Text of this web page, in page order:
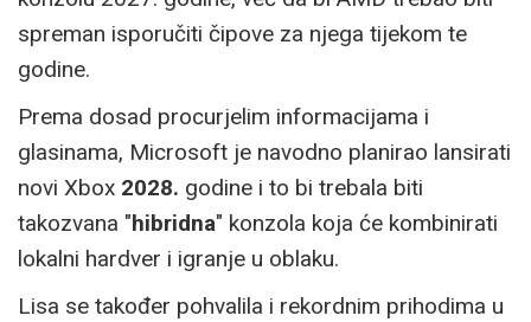
spreman isporučiti čipove za njega tijekom te
godine.
Prema dosad procurjelim informacijama i
glasinama, Microsoft je navodno planirao lansirati
novi Xbox 2028. godine i to bi trebala biti
takozvana "hibridna" konzola koja će kombinirati
lokalni hardver i igranje u oblaku.
Lisa se također pohvalila i rekordnim prihodima u